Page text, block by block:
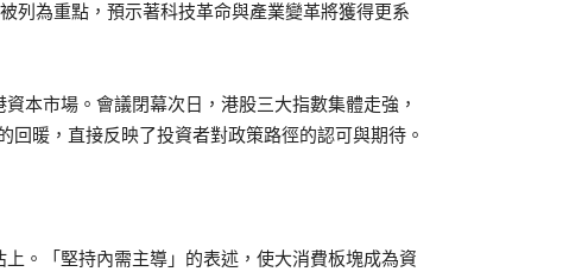
列為重點，預示著科技革命與產業變革將獲得更系
本市場。會議閉幕次日，港股三大指數集體走強，
回暖，直接反映了投資者對政策路徑的認可與期待。
。「堅持內需主導」的表述，使大消費板塊成為資